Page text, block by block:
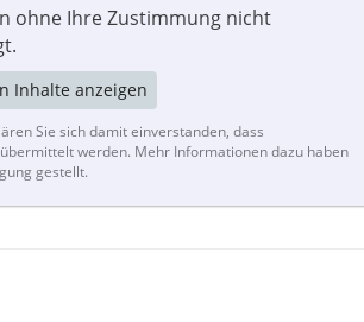
ohne Ihre Zustimmung nicht
Inhalte anzeigen
Sie sich damit einverstanden, dass
werden. Mehr Informationen dazu haben
gestellt.